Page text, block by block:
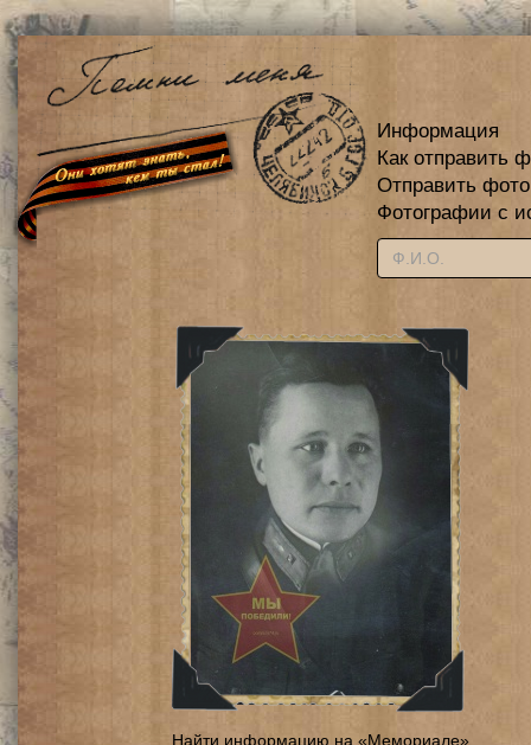
Информация
Как отправить
Отправить
Фотографии с
Найти информацию на «Мемориале»